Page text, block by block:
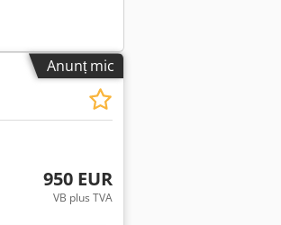
Anunț mic
950 EUR
VB plus TVA